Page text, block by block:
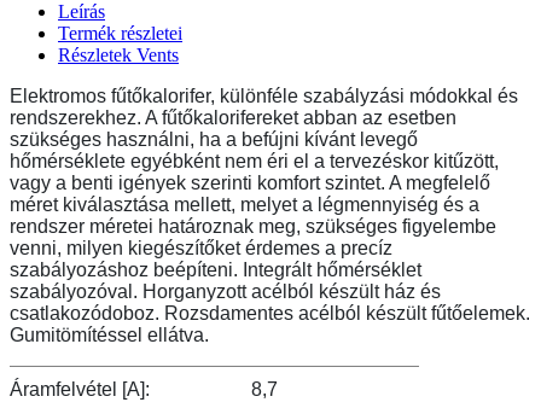
Leírás
Termék részletei
Részletek Vents
Elektromos fűtőkalorifer, különféle szabályzási módokkal és
rendszerekhez. A fűtőkalorifereket abban az esetben
szükséges használni, ha a befújni kívánt levegő
hőmérséklete egyébként nem éri el a tervezéskor kitűzött,
vagy a benti igények szerinti komfort szintet. A megfelelő
méret kiválasztása mellett, melyet a légmennyiség és a
rendszer méretei határoznak meg, szükséges figyelembe
venni, milyen kiegészítőket érdemes a precíz
szabályozáshoz beépíteni. Integrált hőmérséklet
szabályozóval. Horganyzott acélból készült ház és
csatlakozódoboz. Rozsdamentes acélból készült fűtőelemek.
Gumitömítéssel ellátva.
Áramfelvétel [A]: 8,7